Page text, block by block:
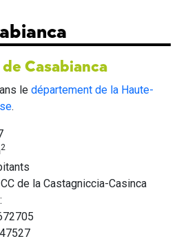
Casabianca
le département de la Haute-
.
2
de la Castagniccia-Casinca
: